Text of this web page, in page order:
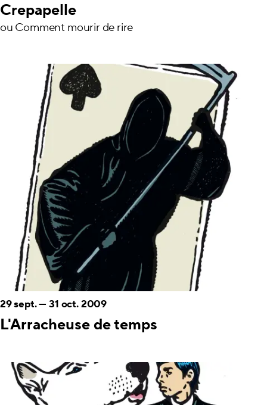
Crepapelle
ou Comment mourir de rire
L'Arracheuse de temps
29 sept.—31 oct. 2009